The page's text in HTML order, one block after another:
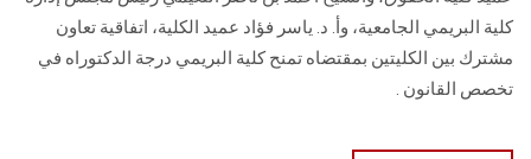
كلية البريمي الجامعية، وأ. د. ياسر فؤاد عميد الكلية، اتفاقية تعاون
مشترك بين الكليتين بمقتضاه تمنح كلية البريمي درجة الدكتوراه في
تخصص القانون .